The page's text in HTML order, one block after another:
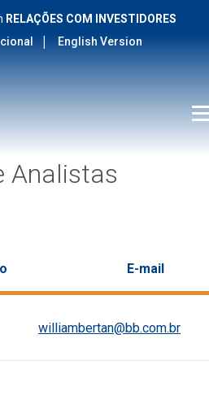
RELAÇÕES COM INVESTIDORES
English Version
Analistas
E-mail
williambertan@bb.com.br